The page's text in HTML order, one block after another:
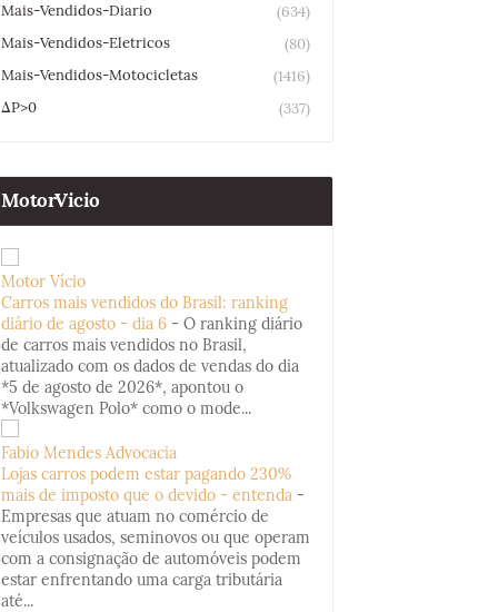
Mais-Vendidos-Diario
(634)
Mais-Vendidos-Eletricos
(80)
Mais-Vendidos-Motocicletas
(1416)
ΔP>0
(337)
MotorVicio
Motor Vício
Carros mais vendidos do Brasil: ranking
diário de agosto - dia 6 - O ranking diário
de carros mais vendidos no Brasil,
atualizado com os dados de vendas do dia
*5 de agosto de 2026*, apontou o
*Volkswagen Polo* como o mode...
Fabio Mendes Advocacia
Lojas carros podem estar pagando 230%
mais de imposto que o devido - entenda -
Empresas que atuam no comércio de
veículos usados, seminovos ou que operam
com a consignação de automóveis podem
estar enfrentando uma carga tributária
até...